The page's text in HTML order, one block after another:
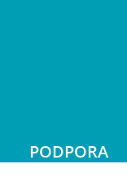
PODPORA